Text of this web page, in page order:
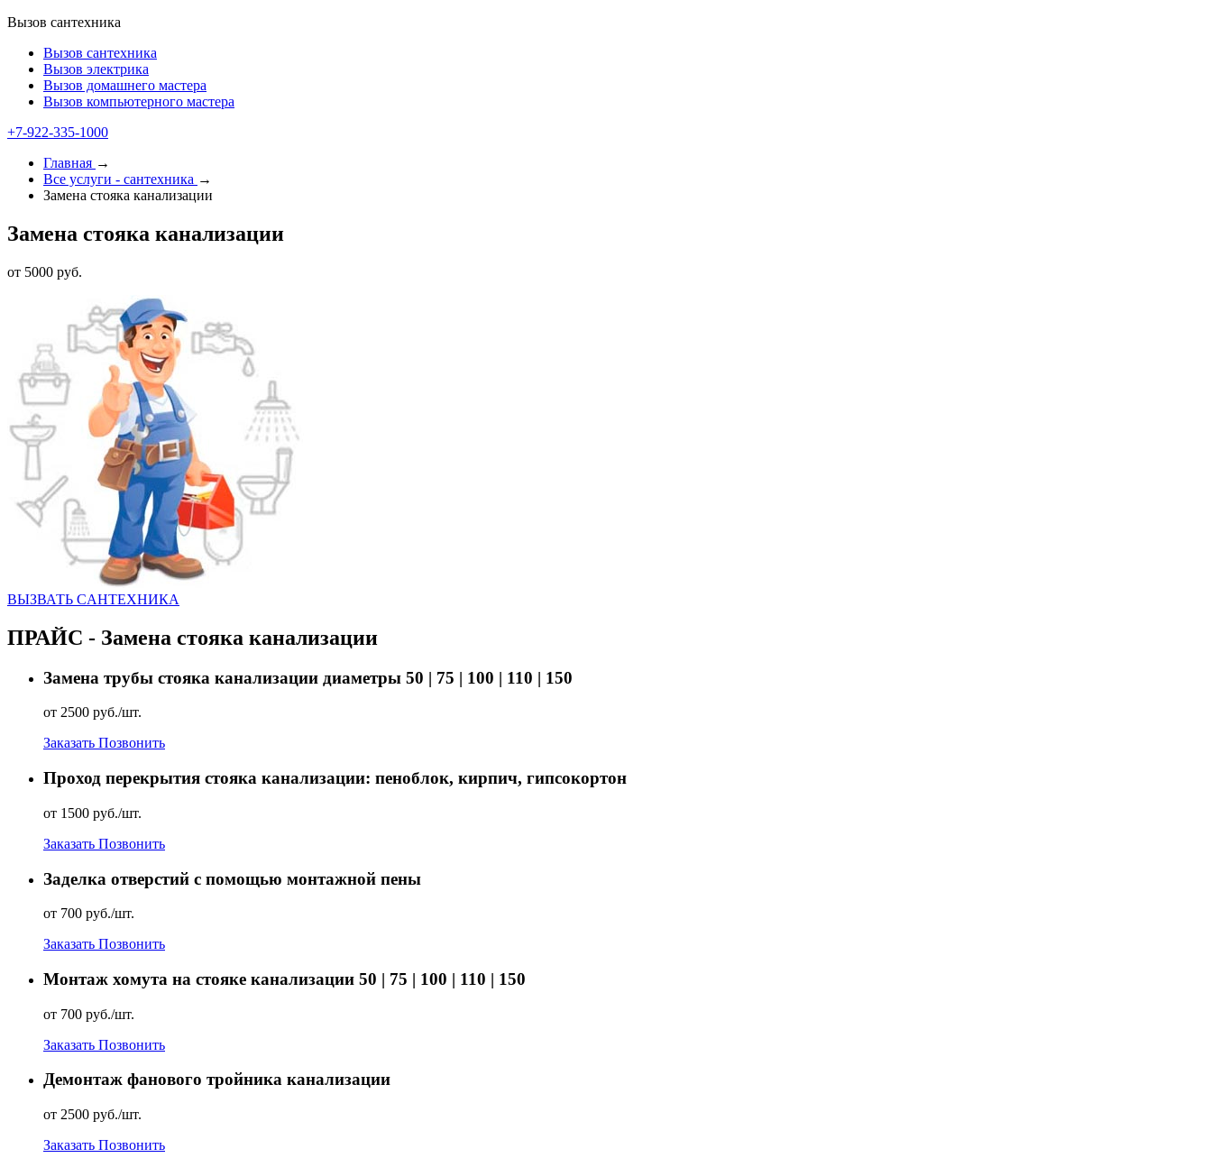
Вызов сантехника
Вызов сантехника
Вызов электрика
Вызов домашнего мастера
Вызов компьютерного мастера
+7-922-335-1000
Главная →
Все услуги - cантехника →
Замена стояка канализации
Замена стояка канализации
от 5000 руб.
ВЫЗВАТЬ CАНТЕХНИКА
ПРАЙС - Замена стояка канализации
Замена трубы стояка канализации диаметры 50 | 75 | 100 | 110 | 150
от 2500 руб./шт.
Заказать Позвонить
Проход перекрытия стояка канализации: пеноблок, кирпич, гипсокортон
от 1500 руб./шт.
Заказать Позвонить
Заделка отверстий с помощью монтажной пены
от 700 руб./шт.
Заказать Позвонить
Монтаж хомута на стояке канализации 50 | 75 | 100 | 110 | 150
от 700 руб./шт.
Заказать Позвонить
Демонтаж фанового тройника канализации
от 2500 руб./шт.
Заказать Позвонить